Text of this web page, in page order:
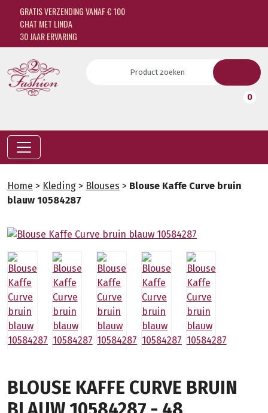
GRATIS VERZENDING VANAF € 100
CHAT MET LINDA
30 JAAR ERVARING
0
Home > Kleding > Blouses > Blouse Kaffe Curve bruin
blauw 10584287
BLOUSE KAFFE CURVE BRUIN